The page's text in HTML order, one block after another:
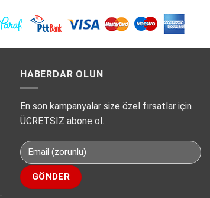
HABERDAR OLUN
En son kampanyalar size özel fırsatlar için
ÜCRETSİZ abone ol.